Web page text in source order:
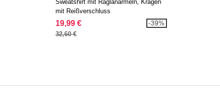
Sweatshirt mit Raglanärmeln, Kragen
mit Reißverschluss
19,99 €
32,60 €
-39%